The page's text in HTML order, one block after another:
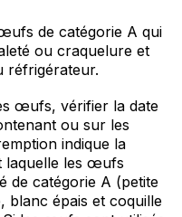
de catégorie A qui
ou craquelure et
réfrigérateur.
œufs, vérifier la date
ou sur les
indique la
laquelle les œufs
de catégorie A (petite
blanc épais et coquille